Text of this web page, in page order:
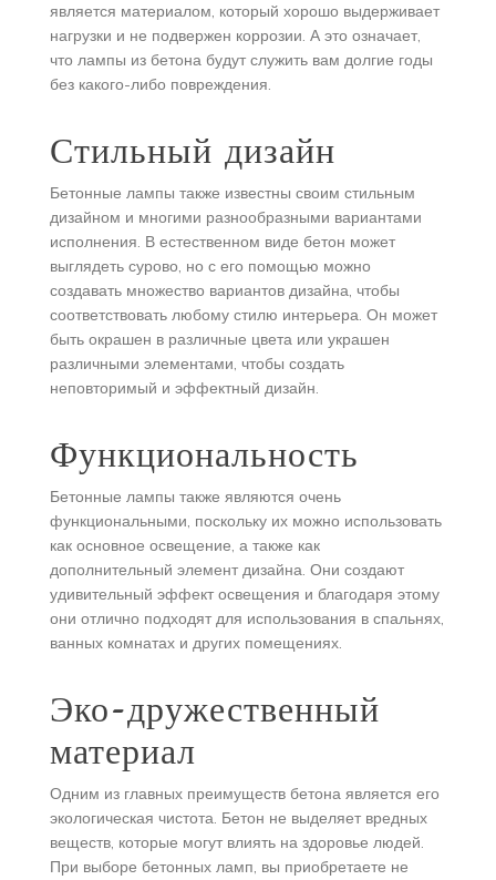
является материалом, который хорошо выдерживает
нагрузки и не подвержен коррозии. А это означает,
что лампы из бетона будут служить вам долгие годы
без какого-либо повреждения.
Стильный дизайн
Бетонные лампы также известны своим стильным
дизайном и многими разнообразными вариантами
исполнения. В естественном виде бетон может
выглядеть сурово, но с его помощью можно
создавать множество вариантов дизайна, чтобы
соответствовать любому стилю интерьера. Он может
быть окрашен в различные цвета или украшен
различными элементами, чтобы создать
неповторимый и эффектный дизайн.
Функциональность
Бетонные лампы также являются очень
функциональными, поскольку их можно использовать
как основное освещение, а также как
дополнительный элемент дизайна. Они создают
удивительный эффект освещения и благодаря этому
они отлично подходят для использования в спальнях,
ванных комнатах и других помещениях.
Эко-дружественный
материал
Одним из главных преимуществ бетона является его
экологическая чистота. Бетон не выделяет вредных
веществ, которые могут влиять на здоровье людей.
При выборе бетонных ламп, вы приобретаете не